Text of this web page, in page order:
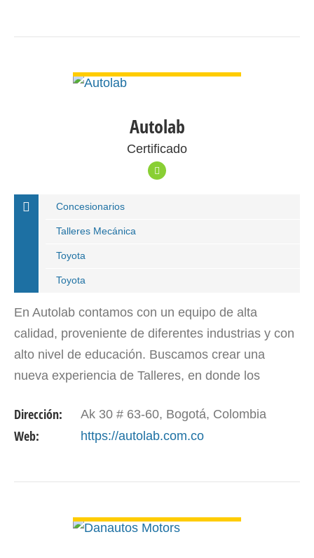
Autolab
Certificado
Concesionarios
Talleres Mecánica
Toyota
Toyota
En Autolab contamos con un equipo de alta
calidad, proveniente de diferentes industrias y con
alto nivel de educación. Buscamos crear una
nueva experiencia de Talleres, en donde los
total…
Dirección: Ak 30 # 63-60, Bogotá, Colombia
Web: https://autolab.com.co